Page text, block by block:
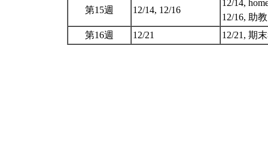
第15週 12/14, 12/16
12/14,
12/16, 助
第16週
12/21 12/21, 期